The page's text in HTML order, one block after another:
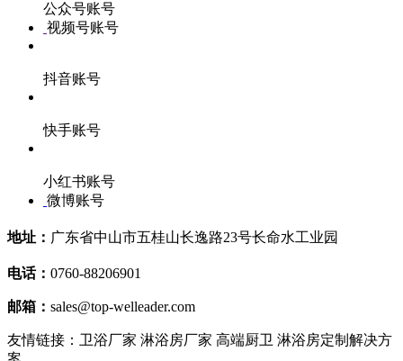
公众号账号
视频号账号
抖音账号
快手账号
小红书账号
微博账号
地址： 广东省中山市五桂山长逸路23号长命水工业园
电话： 0760-88206901
邮箱： sales@top-welleader.com
友情链接：卫浴厂家 淋浴房厂家 高端厨卫 淋浴房定制解决方